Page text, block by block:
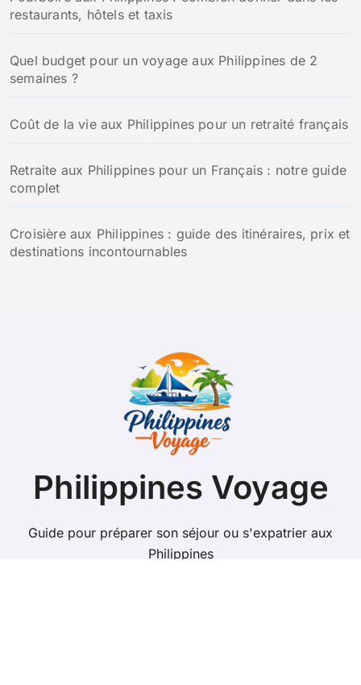
rrestaurants, hôtels et taxis
Quel budget pour un voyage aux Philippines de 2
semaines ?
Coût de la vie aux Philippines pour un retraité français
Retraite aux Philippines pour un Français : notre guide
complet
Croisière aux Philippines : guide des itinéraires, prix et
destinations incontournables
Philippines Voyage
Guide pour préparer son séjour ou s'expatrier aux
Philippines